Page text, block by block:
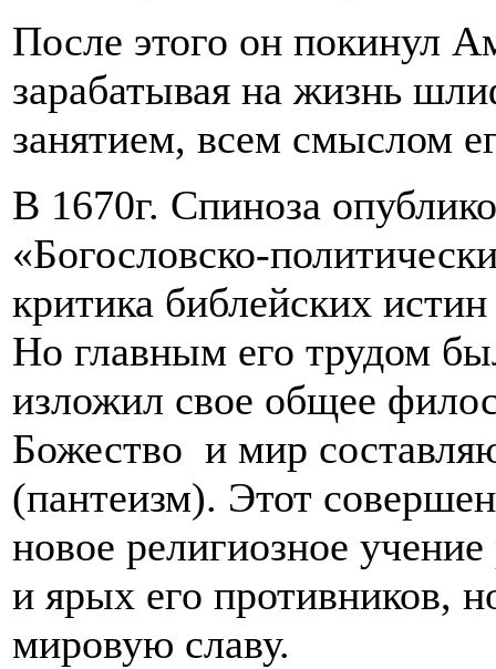
После этого он покинул
зарабатывая на жизнь
занятием, всем смыслом
В 1670г. Спиноза
«Богословско-
критика библейских
Но главным его трудом
изложил свое общее
Божество и мир
(пантеизм). Этот
новое религиозное
и ярых его противников,
мировую славу.